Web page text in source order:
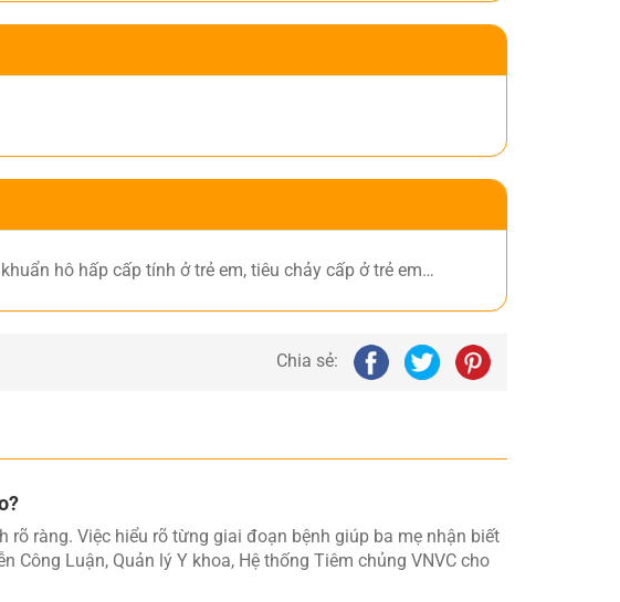
hô hấp cấp tính ở trẻ em, tiêu chảy cấp ở trẻ em…
Chia sẻ:
ràng. Việc hiểu rõ từng giai đoạn bệnh giúp ba mẹ nhận biết
Công Luận, Quản lý Y khoa, Hệ thống Tiêm chủng VNVC cho